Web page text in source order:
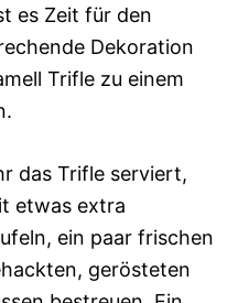
es Zeit für den
Dekoration
Trifle zu einem
das Trifle serviert,
etwas extra
ein paar frischen
gerösteten